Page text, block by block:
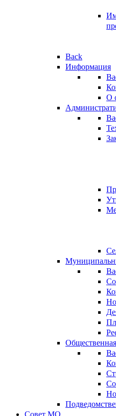
Back
Информация
О
Совет МО